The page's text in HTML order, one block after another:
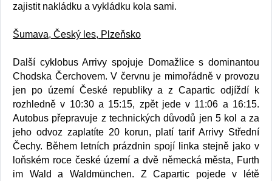
zajistit nakládku a vykládku kola sami.
Šumava, Český les, Plzeňsko
Další cyklobus Arrivy spojuje Domažlice s dominantou
Chodska Čerchovem. V červnu je mimořádně v provozu
jen po území České republiky a z Capartic odjíždí k
rozhledně v 10:30 a 15:15, zpět jede v 11:06 a 16:15.
Autobus přepravuje z technických důvodů jen 5 kol a za
jeho odvoz zaplatíte 20 korun, platí tarif Arrivy Střední
Čechy. Během letních prázdnin spojí linka stejně jako v
loňském roce české území a dvě německá města, Furth
im Wald a Waldmünchen. Z Capartic pojede v létě